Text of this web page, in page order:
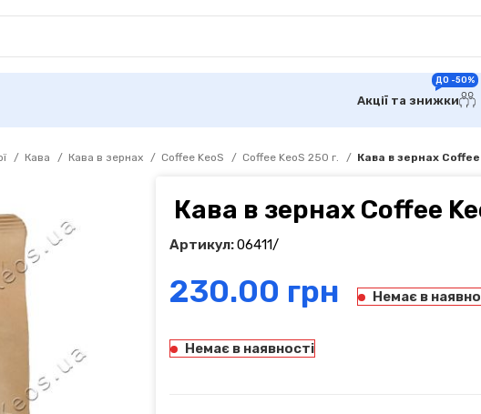
Акції та знижки
ДО -50%
Кава Кава в зернах Coffee KeoS Coffee KeoS 250 г. Кава в зернах
Кава в зернах Coffee
Артикул:06411/
грн Немає в
Немає в наявності